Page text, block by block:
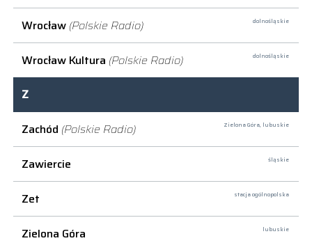
Wrocław (Polskie Radio) dolnośląskie
Wrocław Kultura (Polskie Radio) dolnośląskie
Z
Zachód (Polskie Radio) Zielona Góra, lubuskie
Zawiercie śląskie
Zet stacja ogólnopolska
Zielona Góra lubuskie